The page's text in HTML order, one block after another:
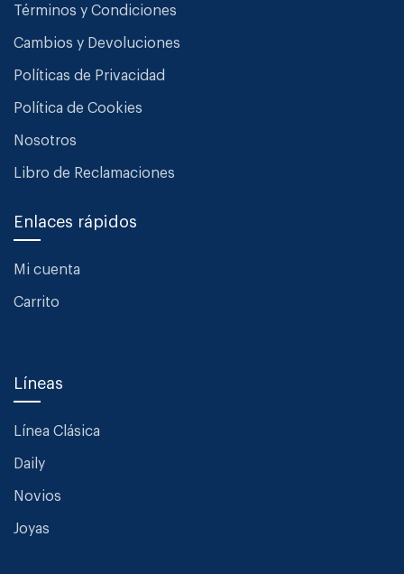
Términos y Condiciones
Cambios y Devoluciones
Políticas de Privacidad
Política de Cookies
Nosotros
Libro de Reclamaciones
Enlaces rápidos
Mi cuenta
Carrito
Líneas
Línea Clásica
Daily
Novios
Joyas